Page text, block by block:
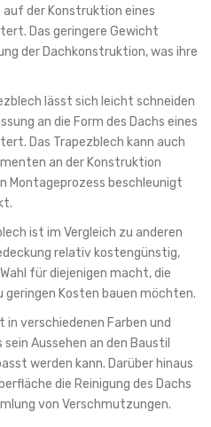
auf der Konstruktion eines
Das geringere Gewicht
der Dachkonstruktion, was ihre
lässt sich leicht schneiden
an die Form des Dachs eines
Das Trapezblech kann auch
an der Konstruktion
Montageprozess beschleunigt
ist im Vergleich zu anderen
relativ kostengünstig,
für diejenigen macht, die
geringen Kosten bauen möchten.
verschiedenen Farben und
Aussehen an den Baustil
werden kann. Darüber hinaus
die Reinigung des Dachs
von Verschmutzungen.